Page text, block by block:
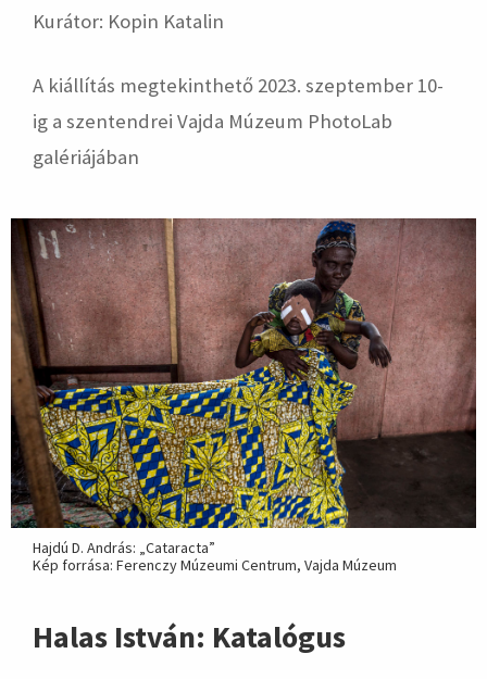
Kurátor: Kopin Katalin
A kiállítás megtekinthető 2023. szeptember 10-
ig a szentendrei Vajda Múzeum PhotoLab
galériájában
Hajdú D. András: „Cataracta”
Kép forrása: Ferenczy Múzeumi Centrum, Vajda Múzeum
Halas István: Katalógus